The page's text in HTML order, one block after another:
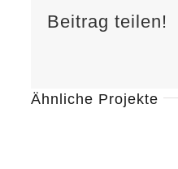
Beitrag teilen!
Ähnliche Projekte